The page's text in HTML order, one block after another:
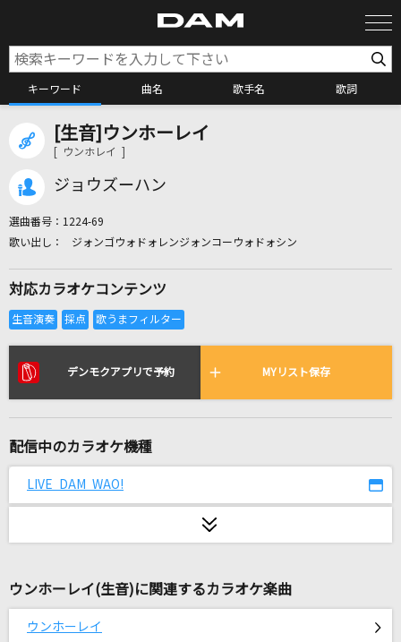
キーワード 曲名 歌手名 歌詞
カラオケ検索
全国りれき
リアルタイムで歌われている曲の一覧
[生音]桜
みかんハート
月に叢雲華に風
幽閉サテライト
[生音]ウンホーレイ
[ ウンホレイ ]
ジョウズーハン
選曲番号： 1224-69
ジォンゴウォドォレンジォンコーウォドォシン
対応カラオケコンテンツ
デンモクアプリで予約 MYリスト保存
配信中のカラオケ機種
LIVE DAM WAO!
ウンホーレイ(生音)に関連するカラオケ楽曲
ウンホーレイ